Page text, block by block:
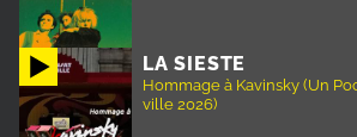
LA SIESTE
Hommage à Kavinsky (Un
ville 2026)